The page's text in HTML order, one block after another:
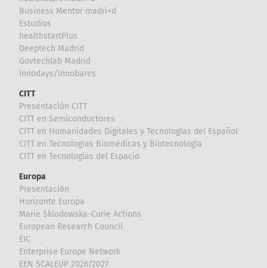
Business Mentor madri+d
Estudios
healthstartPlus
Deeptech Madrid
Govtechlab Madrid
Innodays/Innobares
CITT
Presentación CITT
CITT en Semiconductores
CITT en Humanidades Digitales y Tecnologías del Español
CITT en Tecnologías Biomédicas y Biotecnología
CITT en Tecnologías del Espacio
Europa
Presentación
Horizonte Europa
Marie Sklodowska-Curie Actions
European Research Council
EIC
Enterprise Europe Network
EEN SCALEUP 2026/2027